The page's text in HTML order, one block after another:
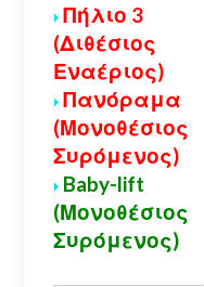
Πήλιο 3
(Διθέσιος
Εναέριος)
Πανόραμα
(Μονοθέσιος
Συρόμενος)
Baby-lift
(Μονοθέσιος
Συρόμενος)